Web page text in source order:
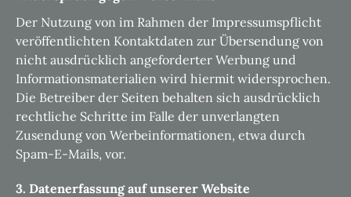
Der Nutzung von im Rahmen der Impressumspflicht
veröffentlichten Kontaktdaten zur Übersendung von
nicht ausdrücklich angeforderter Werbung und
Informationsmaterialien wird hiermit widersprochen.
Die Betreiber der Seiten behalten sich ausdrücklich
rechtliche Schritte im Falle der unverlangten
Zusendung von Werbeinformationen, etwa durch
Spam-E-Mails, vor.
3. Datenerfassung auf unserer Website